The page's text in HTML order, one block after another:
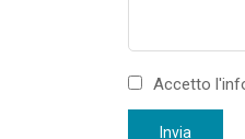
Accetto
Invia